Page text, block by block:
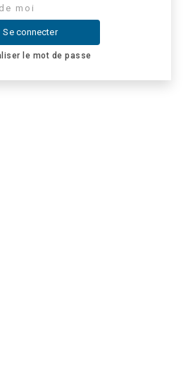
moi
Se connecter
le mot de passe